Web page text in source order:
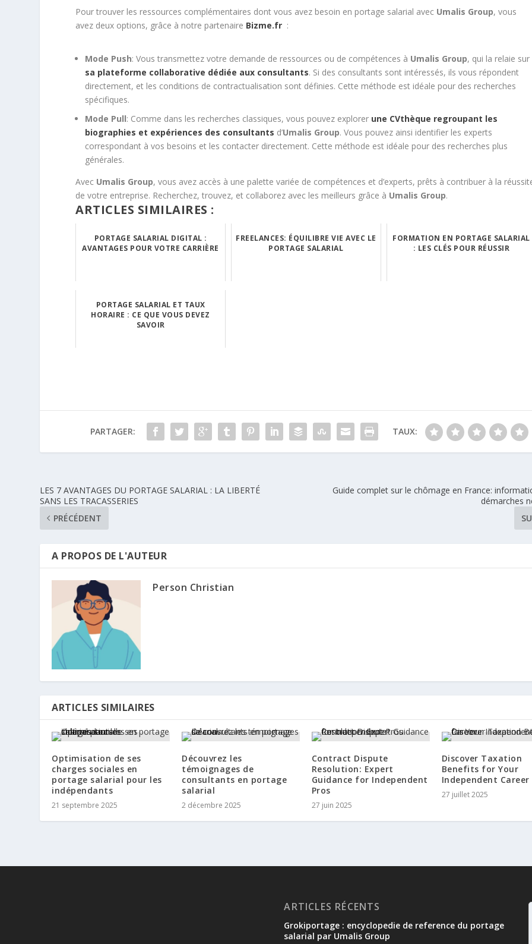
Pour trouver les ressources complémentaires dont vous avez besoin en portage salarial avec Umalis Group, vous
avez deux options, grâce à notre partenaire Bizme.fr :
Mode Push: Vous transmettez votre demande de ressources ou de compétences à Umalis Group, qui la relaie sur
sa plateforme collaborative dédiée aux consultants. Si des consultants sont intéressés, ils vous répondent
directement, et les conditions de contractualisation sont définies. Cette méthode est idéale pour des recherches
spécifiques.
Mode Pull: Comme dans les recherches classiques, vous pouvez explorer une CVthèque regroupant les
biographies et expériences des consultants d’Umalis Group. Vous pouvez ainsi identifier les experts
correspondant à vos besoins et les contacter directement. Cette méthode est idéale pour des recherches plus
générales.
Avec Umalis Group, vous avez accès à une palette variée de compétences et d’experts, prêts à contribuer à la
de votre entreprise. Recherchez, trouvez, et collaborez avec les meilleurs grâce à Umalis Group.
ARTICLES SIMILAIRES :
PORTAGE SALARIAL DIGITAL :
AVANTAGES POUR VOTRE CARRIÈRE
FREELANCES: ÉQUILIBRE VIE AVEC LE
PORTAGE SALARIAL
FORMATION EN PORTAGE SALARIAL
: LES CLÉS POUR RÉUSSIR
PORTAGE SALARIAL ET TAUX
HORAIRE : CE QUE VOUS DEVEZ
SAVOIR
PARTAGER: TAUX:
LES 7 AVANTAGES DU PORTAGE SALARIAL : LA LIBERTÉ
SANS LES TRACASSERIES
PRÉCÉDENT
Guide complet sur le chômage en France:
démarches
A PROPOS DE L'AUTEUR
Person Christian
ARTICLES SIMILAIRES
Optimisation de ses
charges sociales en
portage salarial pour les
indépendants
21 septembre 2025
Découvrez les
témoignages de
consultants en portage
salarial
2 décembre 2025
Contract Dispute
Resolution: Expert
Guidance for Independent
Pros
27 juin 2025
Discover Taxation
Benefits for Your
Independent Career
27 juillet 2025
ARTICLES RÉCENTS
Grokiportage : encyclopedie de reference du portage
salarial par Umalis Group